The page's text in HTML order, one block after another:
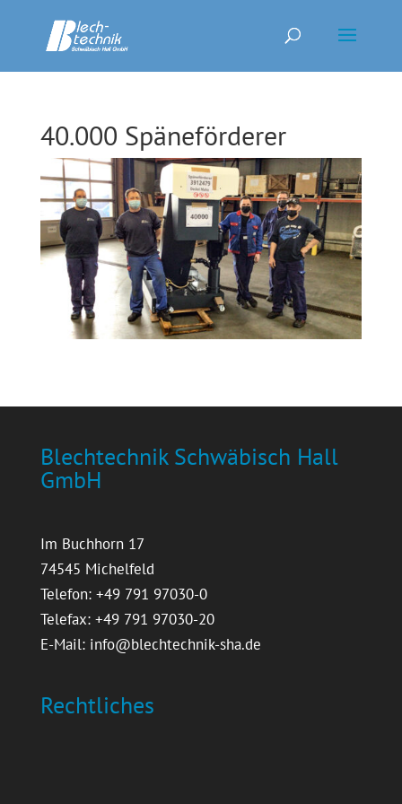
40.000 Späneförderer
Blechtechnik Schwäbisch Hall
GmbH
Im Buchhorn 17
74545 Michelfeld
Telefon: +49 791 97030-0
Telefax: +49 791 97030-20
E-Mail: info@blechtechnik-sha.de
Rechtliches